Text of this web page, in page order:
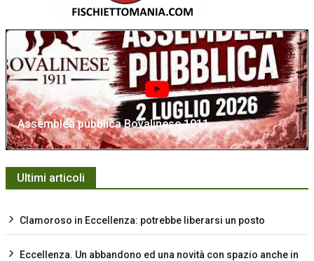
Assemblea pubblica Bovalinese 1911
Ultimi articoli
Clamoroso in Eccellenza: potrebbe liberarsi un posto
Eccellenza. Un abbandono ed una novità con spazio anche in